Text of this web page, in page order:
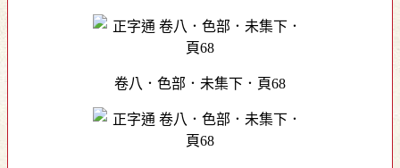
卷八．色部．未集下．頁68